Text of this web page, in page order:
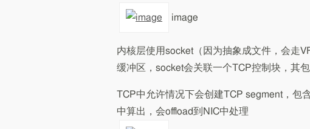
image
内核层使用socket（因为抽象成文件，会走
缓冲区，socket会关联一个TCP控制块，其
TCP中允许情况下会创建TCP segment，包
中算出，会offload到NIC中处理